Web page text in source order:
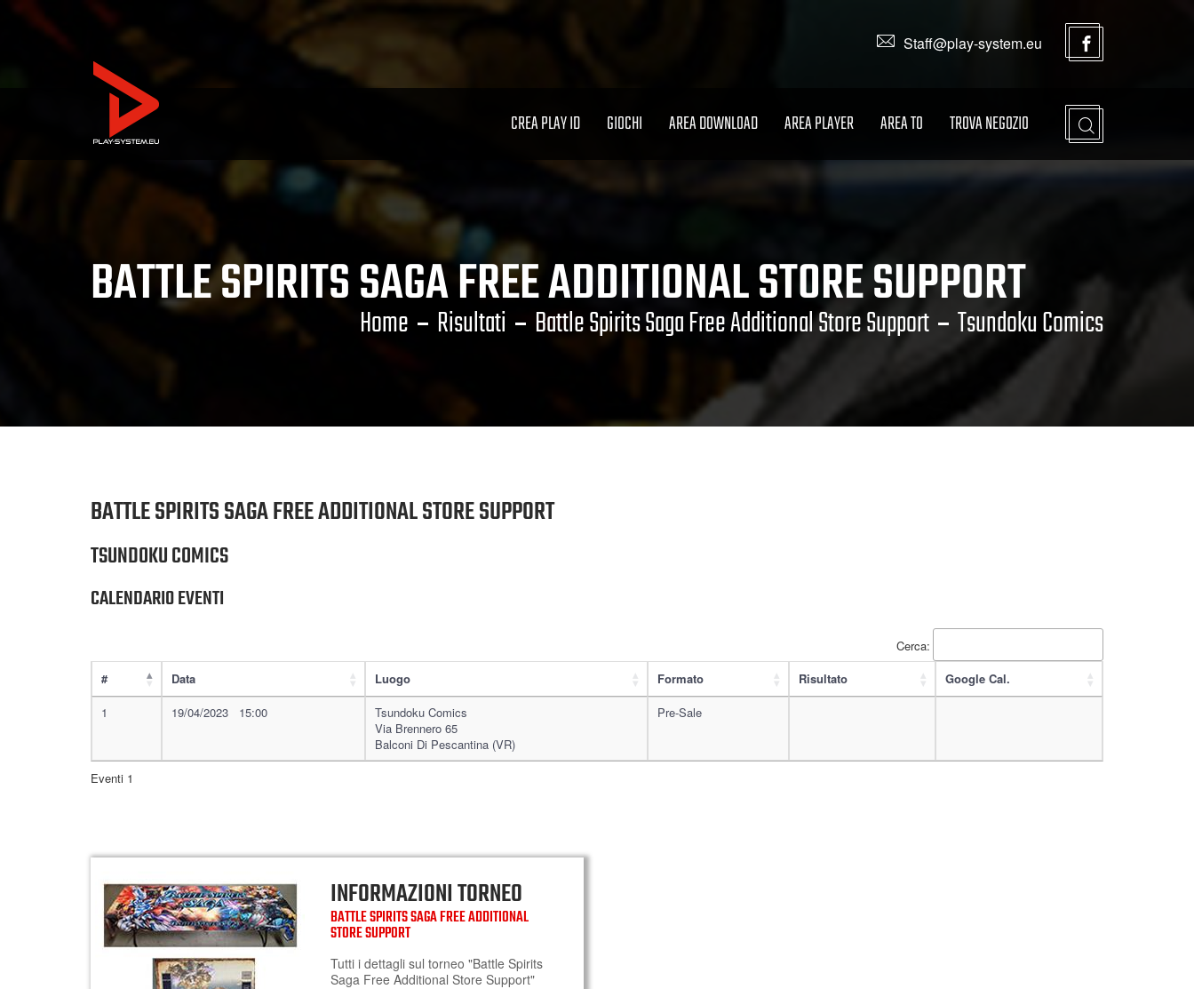
Staff@play-system.eu
CREA PLAY ID GIOCHI AREA DOWNLOAD AREA PLAYER AREA TO TROVA NEGOZIO
BATTLE SPIRITS SAGA FREE ADDITIONAL STORE SUPPORT
Home Risultati Battle Spirits Saga Free Additional Store Support Tsundoku Comics
BATTLE SPIRITS SAGA FREE ADDITIONAL STORE SUPPORT
TSUNDOKU COMICS
CALENDARIO EVENTI
Cerca:
#
Data Luogo Formato Risultato
Google Cal.
1
19/04/2023 15:00
Tsundoku Comics
Via Brennero 65
Balconi Di Pescantina (VR)
Pre-Sale
Eventi 1
INFORMAZIONI TORNEO
BATTLE SPIRITS SAGA FREE ADDITIONAL
STORE SUPPORT
Tutti i dettagli sul torneo "Battle Spirits
Saga Free Additional Store Support"